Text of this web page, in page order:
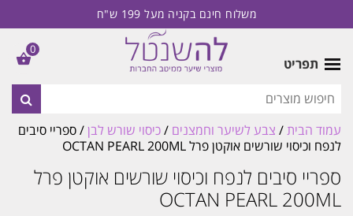
משלוח חינם בקניה מעל 199 ש"ח
תפריט
עמוד הבית/ צבע לשיער וחמצנים /כיסוי שורש לבן/ ספריי סיבים
לנפח וכיסוי שורשים אוקטן פרל OCTAN PEARL 200ML
ספריי סיבים לנפח וכיסוי שורשים אוקטן פרל
OCTAN PEARL 200ML
0